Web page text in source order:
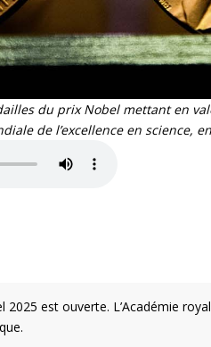
du prix Nobel mettant en
de l’excellence en science,
2025 est ouverte. L’Académie